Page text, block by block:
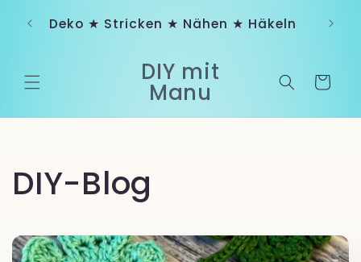
zum
Inhalt
Deko ★ Stricken ★ Nähen ★ Häkeln ♥
DIY mit
Manu Warenkorb
DIY-Blog